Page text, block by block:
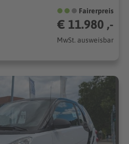
Fairerpreis
€ 11.980 ,-
MwSt. ausweisbar